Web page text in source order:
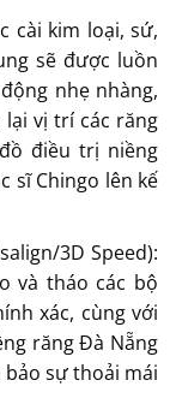
cài kim loại, sứ,
sẽ được luồn
nhẹ nhàng,
lại vị trí các răng
điều trị niềng
sĩ Chingo lên kế
3D Speed):
và tháo các bộ
xác, cùng với
răng Đà Nẵng
sự thoải mái